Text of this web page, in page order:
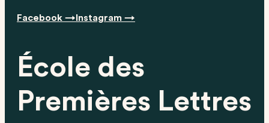
Facebook →Instagram →
École des
Premières Lettres